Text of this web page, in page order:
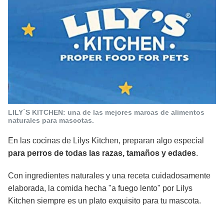
LILY´S KITCHEN: una de las mejores marcas de alimentos
naturales para mascotas.
En las cocinas de Lilys Kitchen, preparan algo especial
para perros de todas las razas, tamaños y edades.
Con ingredientes naturales y una receta cuidadosamente
elaborada, la comida hecha "a fuego lento" por Lilys
Kitchen siempre es un plato exquisito para tu mascota.